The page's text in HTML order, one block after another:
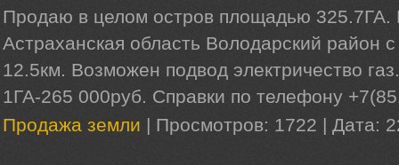
Продаю в целом остров площадью 325.7ГА.
Астраханская область Володарский район
12.5км. Возможен подвод электричество
1ГА-265 000руб. Справки по телефону
Продажа земли | Просмотров: 1722 | Дата: